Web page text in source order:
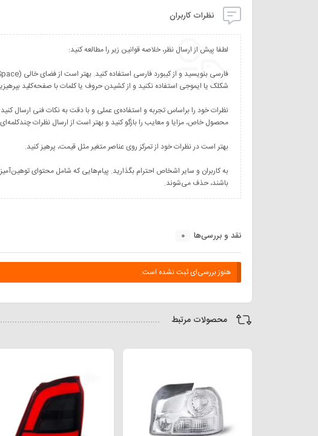
نظرات کاربران
نظرات خود را براساس تجربه و استفاده‌ی عملی و با دقت به نکات فنی ارسال
به کاربران و سایر اشخاص احترام بگذارید. پیام‌هایی که شامل محتوای
باشند، حذف می‌شوند.
نقد و بررسی‌ها 0
هنوز بررسی‌ای ثبت نشده است.
محصولات مرتبط